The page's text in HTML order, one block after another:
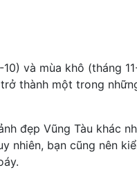
và mùa khô (tháng
thành một trong
đẹp Vũng Tàu khác
nhiên, bạn cũng nên